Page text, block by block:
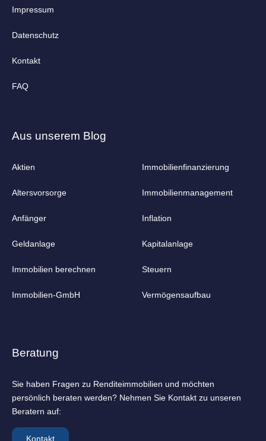
Impressum
Datenschutz
Kontakt
FAQ
Aus unserem Blog
Aktien
Altersvorsorge
Anfänger
Geldanlage
Immobilien berechnen
Immobilien-GmbH
Immobilienfinanzierung
Immobilienmanagement
Inflation
Kapitalanlage
Steuern
Vermögensaufbau
Beratung
Sie haben Fragen zu Rendite­immobilien und möchten
persönlich beraten werden? Nehmen Sie Kontakt zu unseren
Beratern auf:
Kontakt